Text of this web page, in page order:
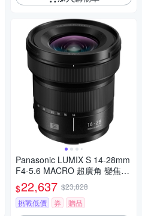
Panasonic LUMIX S 14-28mm
F4-5.6 MACRO 超廣角 變焦鏡
頭 公司貨 S-R1428
$22,637 $23,828
挑戰低價
券 贈品